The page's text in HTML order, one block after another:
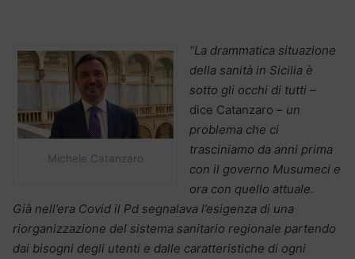
Michele Catanzaro
“La drammatica situazione
della sanità in Sicilia è
sotto gli occhi di tutti –
dice Catanzaro – un
problema che ci
trasciniamo da anni prima
con il governo Musumeci e
ora con quello attuale.
Già nell’era Covid il Pd segnalava l’esigenza di una
riorganizzazione del sistema sanitario regionale partendo
dai bisogni degli utenti e dalle caratteristiche di ogni